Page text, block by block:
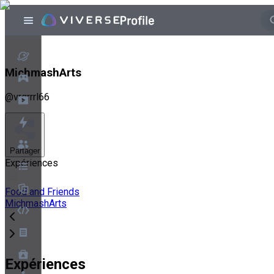
MichmashArts
@vrgrrrl66
Partager
Expériences
Food and Friends
MichmashArts
Expériences